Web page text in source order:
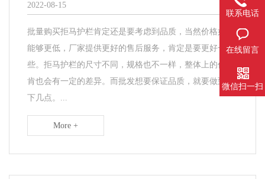
2022-08-15
批量购买拒马护栏肯定还是要考虑到品质，当然价格如果
能够更低，厂家提供更好的售后服务，肯定是要更好一
些。拒马护栏的尺寸不同，规格也不一样，整体上的价格
肯也会有一定的差异。而批发想要保证品质，就要做到以
下几点。...
More +
联系电话
在线留言
微信扫一扫